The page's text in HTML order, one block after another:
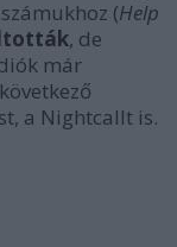
(Help
, de
már
a Nightcallt is.